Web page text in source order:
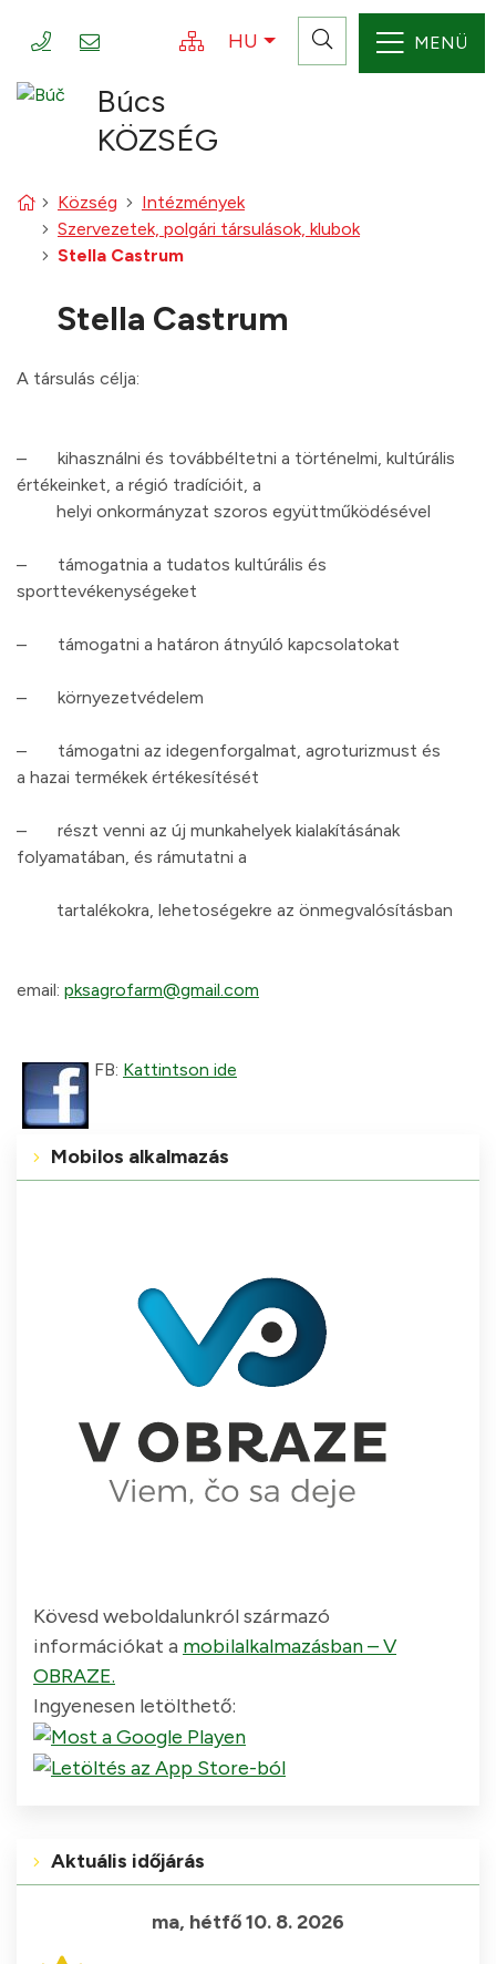
Ugrás a tartalomra
+421 35 777001
info@obecbuc.sk
Webtérkép
HU Magyar
Keresés
Búcs
KÖZSÉG
MENÜ
Kezdőlap
Község
Intézmények
Szervezetek, polgári társulások, klubok
Stella Castrum
Stella Castrum
A társulás célja:
– kihasználni és továbbéltetni a történelmi, kultúrális
értékeinket, a régió tradícióit, a
helyi onkormányzat szoros együttműködésével
– támogatnia a tudatos kultúrális és
sporttevékenységeket
– támogatni a határon átnyúló kapcsolatokat
– környezetvédelem
– támogatni az idegenforgalmat, agroturizmust és
a hazai termékek értékesítését
– részt venni az új munkahelyek kialakításának
folyamatában, és rámutatni a
tartalékokra, lehetoségekre az önmegvalósításban
email: pksagrofarm@gmail.com
FB: Kattintson ide
Mobilos alkalmazás
Kövesd weboldalunkról származó
információkat a mobilalkalmazásban – V
OBRAZE.
Ingyenesen letölthető:
Aktuális időjárás
ma, hétfő 10. 8. 2026